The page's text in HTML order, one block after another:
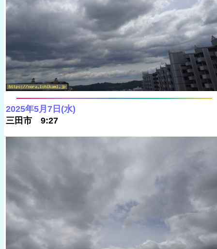
2025年5月7日(水)
三田市 9:27